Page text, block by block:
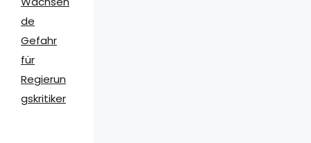
de
Gefahr
für
Regierun
gskritiker